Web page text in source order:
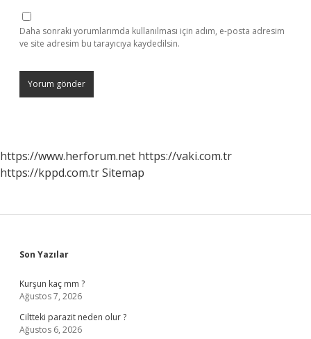
Daha sonraki yorumlarımda kullanılması için adım, e-posta adresim
ve site adresim bu tarayıcıya kaydedilsin.
https://www.herforum.net https://vaki.com.tr
https://kppd.com.trSitemap
Sidebar
Son Yazılar
Kurşun kaç mm ?
Ağustos 7, 2026
Ciltteki parazit neden olur ?
Ağustos 6, 2026